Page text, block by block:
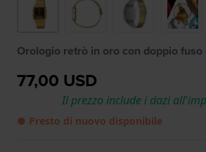
Orologio retrò in oro con doppio fuso
77,00 USD
Il prezzo include i dazi
● Presto di nuovo disponibile